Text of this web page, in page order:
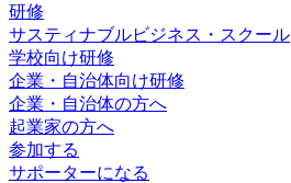
研修
サスティナブルビジネス・スクール
学校向け研修
企業・自治体向け研修
企業・自治体の方へ
起業家の方へ
参加する
サポーターになる